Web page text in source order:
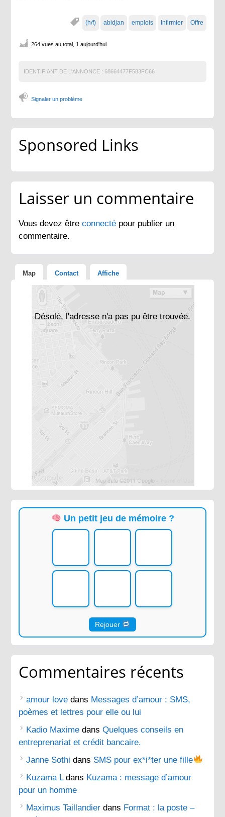
(h/f) abidjan emplois Infirmier Offre
264 vues au total, 1 aujourd'hui
IDENTIFIANT DE L'ANNONCE : 68664477F583FC66
Signaler un problème
Sponsored Links
Laisser un commentaire
Vous devez êtreconnecté pour publier un
commentaire.
Map Contact Affiche
Désolé, l'adresse n'a pas pu être trouvée.
Un petit jeu de mémoire ?
Rejouer
Commentaires récents
amour love dans Messages d’amour : SMS,
poèmes et lettres pour elle ou lui
Kadio Maxime dansQuelques conseils en
entreprenariat et crédit bancaire.
Janne Sothi dans SMS pour ex*i*ter une fille
Kuzama Ldans Kuzama : message d’amour
pour un homme
Maximus Taillandier dans Format : la poste –